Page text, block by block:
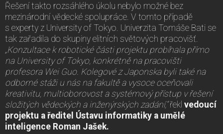
Řešení takto rozsáhlého úkolu nebylo možné bez
mezinárodní vědecké spolupráce. V tomto případě
s experty z University of Tokyo. Univerzita Tomáše Bati se
tak zařadila do skupiny elitních světových pracovišť.
„Konzultace k robotické části projektu probíhala přímo
na University of Tokyo, konkrétně na pracovišti
profesora Wei Guo. Kolegové z Japonska byli také na
odborné stáži u nás na fakultě a vysoce oceňovali
kreativitu, multioborovost a systémový přístup v řešení
složitých vědeckých a inženýrských zadání,“řekl vedoucí
projektu a ředitel Ústavu informatiky a umělé
inteligence Roman Jašek.